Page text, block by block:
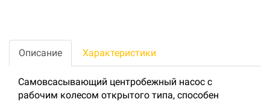
Описание Характеристики
Самовсасывающий центробежный насос с
рабочим колесом открытого типа, способен